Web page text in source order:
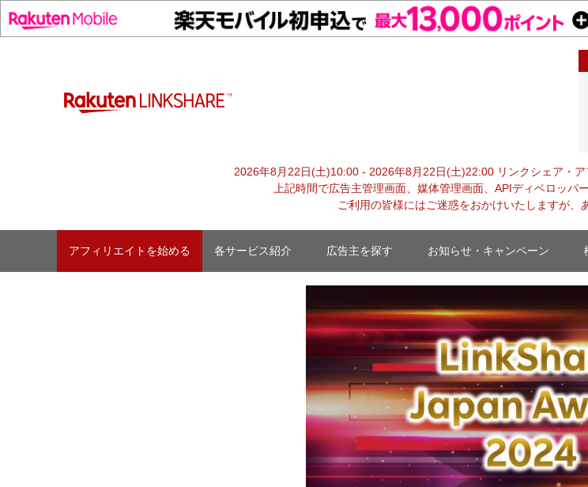
【LinkShare Japan Award 2024】受賞企業発表！
2026年8月22日(土)10:00 - 2026年8月22日(土)22:00 リンクシェア・ア
上記時間で広告主管理画面、媒体管理画面、APIディベロッパ
ご利用の皆様にはご迷惑をおかけいたしますが、
アフィリエイトを始める 各サービス紹介 広告主を探す お知らせ・キャンペーン